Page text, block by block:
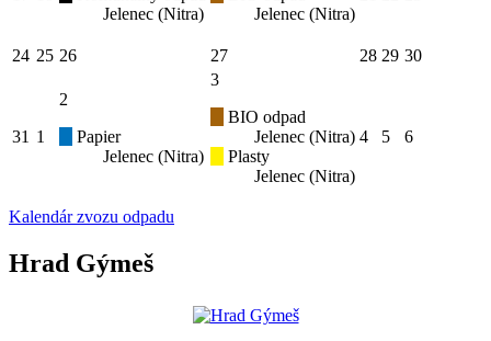
Jelenec (Nitra)
Jelenec (Nitra)
24 25 26 27 28 29 30
31 1
2
Papier
Jelenec (Nitra)
3
BIO odpad
Jelenec (Nitra)
Plasty
Jelenec (Nitra)
4 5 6
Kalendár zvozu odpadu
Hrad Gýmeš